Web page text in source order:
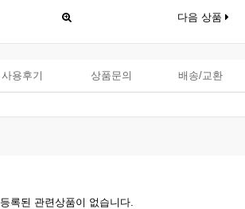
다음 상품
사용후기 상품문의 배송/교환
등록된 관련상품이 없습니다.